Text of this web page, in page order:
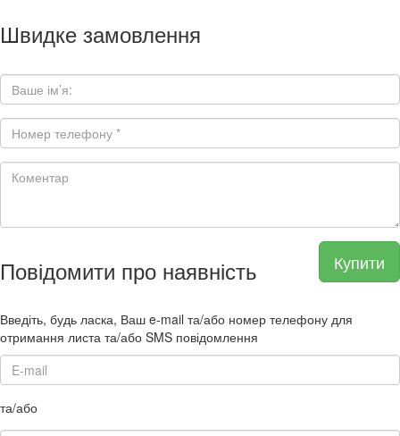
Швидке замовлення
Купити
Повідомити про наявність
Введіть, будь ласка, Ваш e-mail та/або номер телефону для
отримання листа та/або SMS повідомлення
та/або